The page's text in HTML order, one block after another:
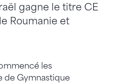
gagne le titre CE
Roumanie et
les
de Gymnastique